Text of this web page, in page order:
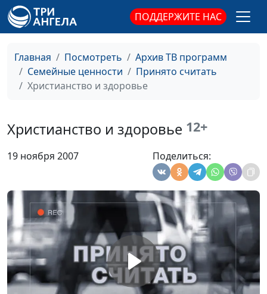
ПОДДЕРЖИТЕ НАС
Главная Посмотреть
Архив ТВ программ
Семейные ценности
Принято считать
Христианство и здоровье
Христианство и здоровье 12+
19 ноября 2007 Поделиться:
Ирина
Трудный возраст
Андряшина
Людмила, Слесарева
Ирина
#72
Пора в школу?
Андряшина
Отцы и дети. Что
общего?
Людмила, Слесарева
Ирина
Мой ребенок - непоседа
Андряшина
Людмила, Слесарева
Ирина
#69
Кризис подросткового
возраста
Андряшина
Людмила, Слесарева
Ирина
#68